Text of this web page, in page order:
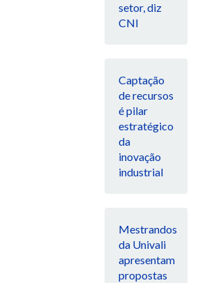
setor, diz
CNI
Captação
de recursos
é pilar
estratégico
da
inovação
industrial
Mestrandos
da Univali
apresentam
propostas